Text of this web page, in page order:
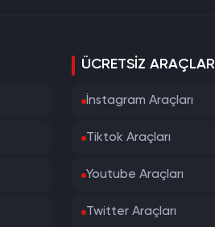
ÜCRETSIZ ARAÇLAR
İnstagram Araçları
Tiktok Araçları
Youtube Araçları
Twitter Araçları